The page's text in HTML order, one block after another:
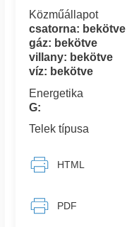
Közműállapot
csatorna: bekötve
gáz: bekötve
villany: bekötve
víz: bekötve
Energetika
G:
Telek típusa
HTML
PDF